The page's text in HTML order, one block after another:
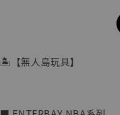
【店內現貨】七龍
系列蒐藏雕像 悟空
🏝【無人島玩具】